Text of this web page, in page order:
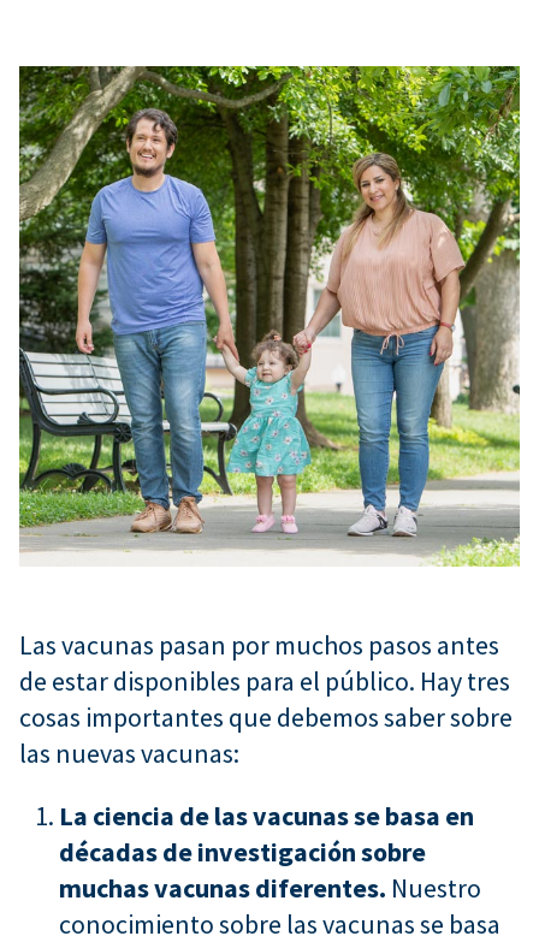
Las vacunas pasan por muchos pasos antes
de estar disponibles para el público. Hay tres
cosas importantes que debemos saber sobre
las nuevas vacunas:
La ciencia de las vacunas se basa en
décadas de investigación sobre
muchas vacunas diferentes. Nuestro
conocimiento sobre las vacunas se basa